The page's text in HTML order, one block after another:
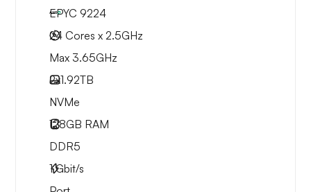
EPYC 9224
24 Cores x 2.5GHz
Max 3.65GHz
2x1.92TB
NVMe
128GB RAM
DDR5
1Gbit/s